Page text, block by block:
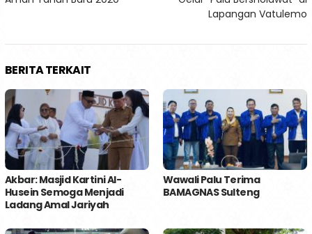
Lapangan Vatulemo
BERITA TERKAIT
Akbar: Masjid Kartini Al-
Husein Semoga Menjadi
Ladang Amal Jariyah
Wawali Palu Terima
BAMAGNAS Sulteng